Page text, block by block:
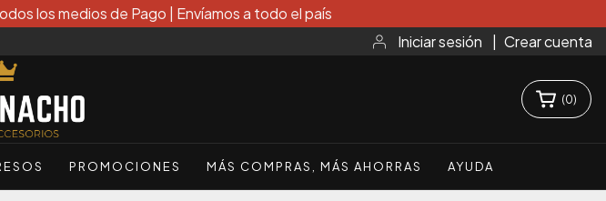
Iniciar sesión Crear cuenta
los medios de Pago | Envíamos a todo el país
(0)
PROMOCIONES MÁS COMPRAS, MÁS AHORRAS AYUDA